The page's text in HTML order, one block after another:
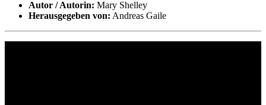
Autor / Autorin: Mary Shelley
Herausgegeben von: Andreas Gaile